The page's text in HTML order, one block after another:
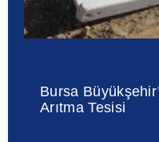
Bursa
Arıtma Tesisi